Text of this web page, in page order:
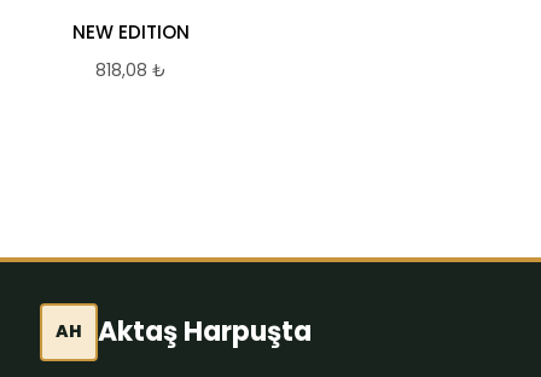
NEW EDITION
818,08 ₺
AH Aktaş Harpuşta